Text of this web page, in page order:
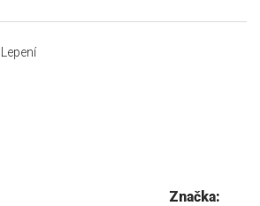
Lepení
Značka: